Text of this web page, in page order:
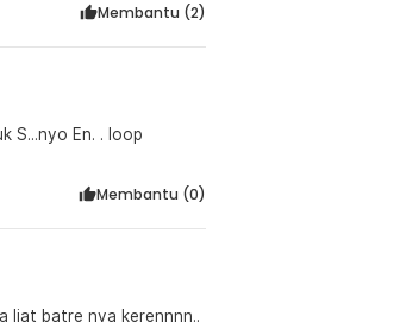
Expor ke Eropa
Membantu (2)
S...nyo En. . loop
Membantu (0)